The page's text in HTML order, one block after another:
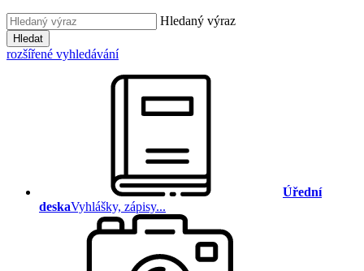
Hledaný výraz
Hledat
rozšířené vyhledávání
Úřední
deskaVyhlášky, zápisy...